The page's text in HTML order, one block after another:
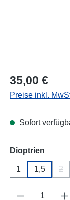
Regulärer Preis:
35,00 €
Preise inkl.
Sofort
Dioptrien
1 1,5 2
Produkt